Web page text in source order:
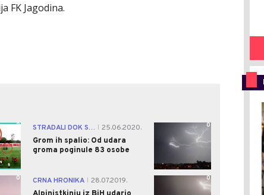
FK Jagodina.
0 STRADALI DOK SU SADILI
25.06.2020.
Grom ih spalio: Od udara
groma poginule 83 osobe
0
0 CRNA HRONIKA
28.07.2019.
0